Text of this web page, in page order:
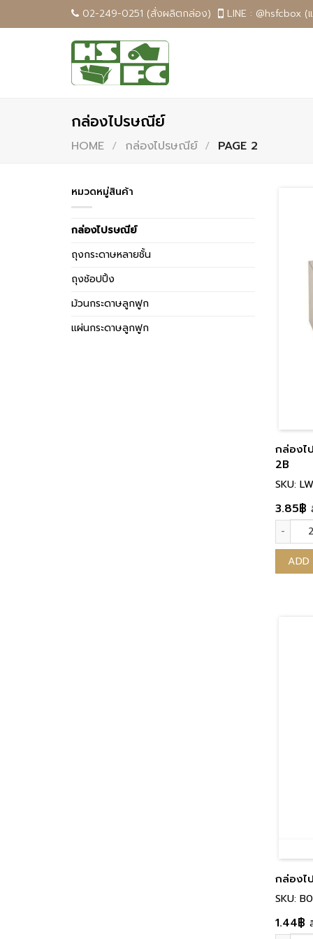
02-249-0251 (สั่งผลิตกล่อง) LINE : @hsfcbox
กล่องไปรษณีย์
HOME / กล่องไปรษณีย์ / PAGE 2
หมวดหมู่สินค้า
กล่องไปรษณีย์
ถุงกระดาษหลายชั้น
ถุงช้อปปิ้ง
ม้วนกระดาษลูกฟูก
แผ่นกระดาษลูกฟูก
กล่องไ
2B
SKU:
3.85฿
กล่อง
กล่องไ
SKU:
1.44฿